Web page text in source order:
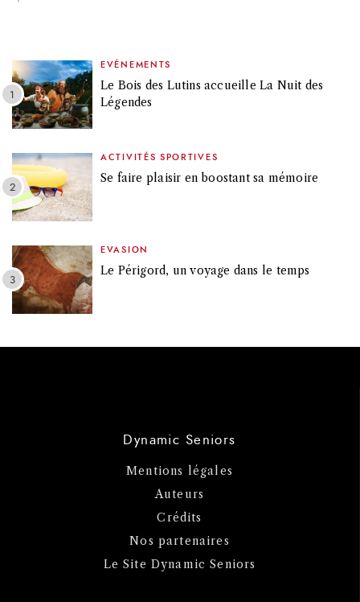
EVÉNEMENTS
Le Bois des Lutins accueille La Nuit des
Légendes
ACTIVITÉS SPORTIVES
Se faire plaisir en boostant sa mémoire
EVASION
Le Périgord, un voyage dans le temps
Dynamic Seniors
Mentions légales
Auteurs
Crédits
Nos partenaires
Le Site Dynamic Seniors